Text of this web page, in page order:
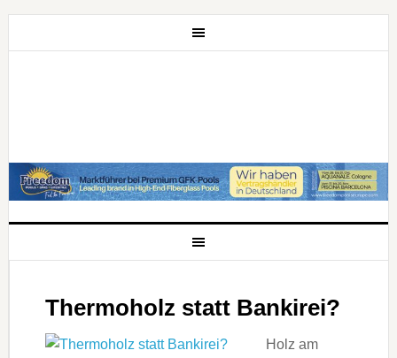
Thermoholz statt Bankirei?
Holz am